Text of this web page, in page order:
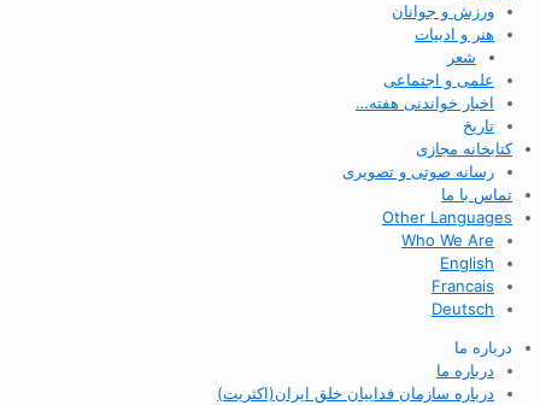
ورزش و جوانان
هنر و ادبیات
شعر
علمی و اجتماعی
اخبار خواندنی هفته…
تاریخ
کتابخانه مجازی
رسانه صوتی و تصویری
تماس با ما
Other Languages
Who We Are
English
Francais
Deutsch
درباره ما
درباره ما
درباره سازمان فداییان خلق ایران(اکثریت)